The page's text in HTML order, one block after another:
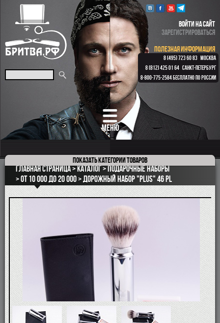
МЕНЮ
ВОЙТИ НА САЙТ
ЗАРЕГИСТРИРОВАТЬСЯ
ПОЛЕЗНАЯ ИНФОРМАЦИЯ
8 (495) 723 60 83 МОСКВА
8 (812) 425 01 64 САНКТ-ПЕТЕРБУРГ
8-800-775-2584 БЕСПЛАТНО ПО РОССИИ
Показатькатегории товаров
ПОДАРОЧНЫЕ НАБОРЫ
ОПАСНЫЕ БРИТВЫ
РЕМНИ
КЛАССИЧЕСКИЕ СТАНКИ
БРИТВЕННЫЕ НАБОРЫ
ПОМАЗКИ
СОВРЕМЕННЫЕ БРИТВЫ
ФУТЛЯРЫ
ДЛЯ БРИТЬЯ
ПОСЛЕ БРИТЬЯ
ДЛЯ БОРОДЫ И УСОВ
ДЛЯ ВОЛОС И ТЕЛА
ПАРФЮМ
ЧАШКИ
КОСМЕТИЧКИ
Главная страница Каталог
Подарочные наборы
От 10 000 до 20 000
Дорожный набор "Plus" 46 PL